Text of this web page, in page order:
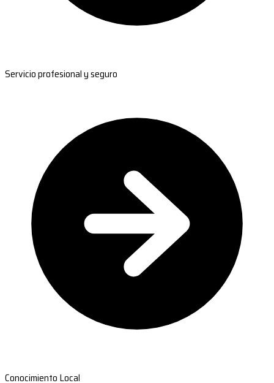
Servicio profesional y seguro
Conocimiento Local